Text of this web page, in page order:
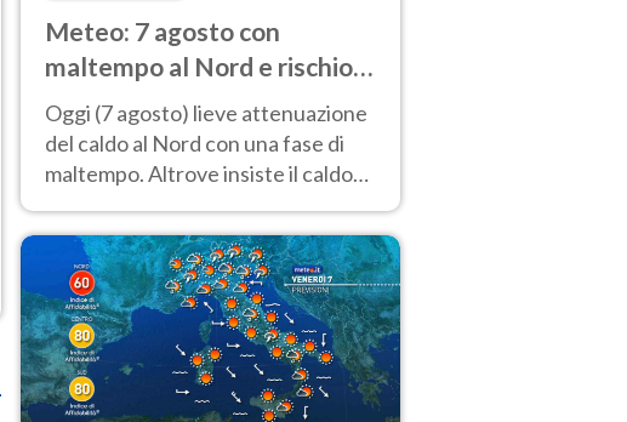
Meteo: 7 agosto con
maltempo al Nord e rischio
nubifragi. Altrove caldo
estremo
Oggi (7 agosto) lieve attenuazione
del caldo al Nord con una fase di
maltempo. Altrove insiste il caldo
previsioni